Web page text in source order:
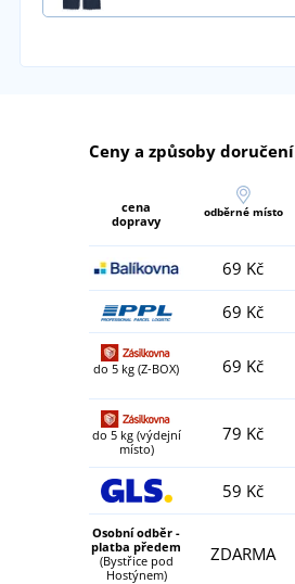
Ceny a způsoby doručení
cena
dopravy
odběrné místo
69 Kč
69 Kč
do 5 kg (Z-BOX) 69 Kč
do 5 kg (výdejní
místo)
79 Kč
59 Kč
Osobní odběr -
platba předem
(Bystřice pod
Hostýnem)
ZDARMA